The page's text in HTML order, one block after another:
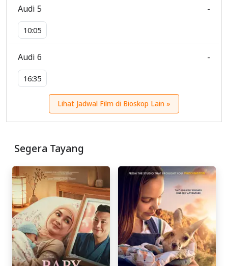
Audi 5
10:05
-
Audi 6
16:35
-
Lihat Jadwal Film di Bioskop Lain »
Segera Tayang